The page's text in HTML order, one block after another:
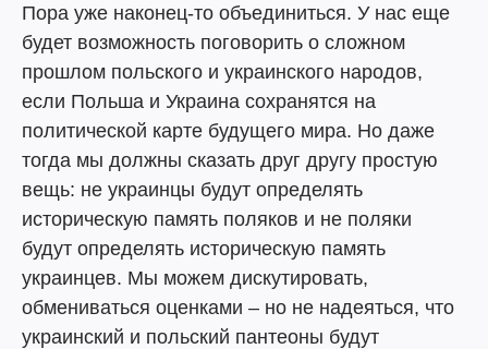
Пора уже наконец-то объединиться. У нас еще
будет возможность поговорить о сложном
прошлом польского и украинского народов,
если Польша и Украина сохранятся на
политической карте будущего мира. Но даже
тогда мы должны сказать друг другу простую
вещь: не украинцы будут определять
историческую память поляков и не поляки
будут определять историческую память
украинцев. Мы можем дискутировать,
обмениваться оценками – но не надеяться, что
украинский и польский пантеоны будут